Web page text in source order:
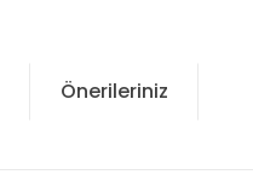
Önerileriniz